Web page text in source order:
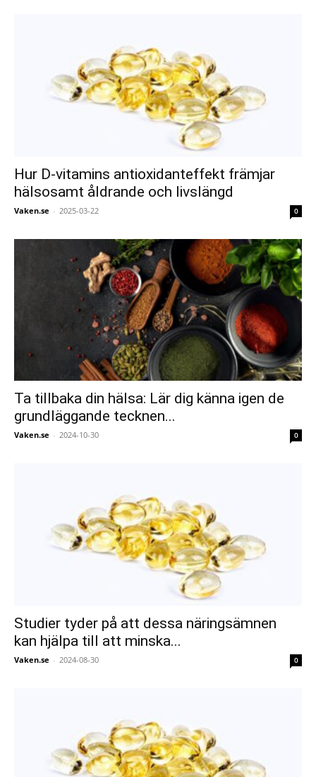
Hur D-vitamins antioxidanteffekt främjar
hälsosamt åldrande och livslängd
Vaken.se - 2025-03-22 0
Ta tillbaka din hälsa: Lär dig känna igen de
grundläggande tecknen...
Vaken.se - 2024-10-30 0
Studier tyder på att dessa näringsämnen
kan hjälpa till att minska...
Vaken.se - 2024-08-30 0